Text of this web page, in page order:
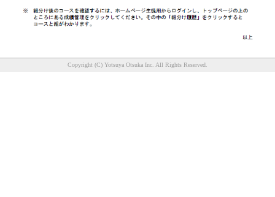
Copyright (C) Yotsuya Otsuka Inc. All Rights Reserved.